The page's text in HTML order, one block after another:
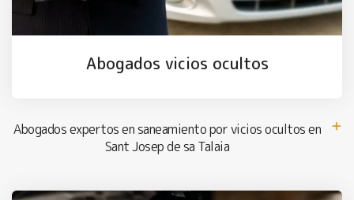
Abogados vicios ocultos
Abogados expertos en saneamiento por vicios ocultos en
Sant Josep de sa Talaia